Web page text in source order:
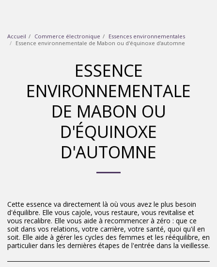
Accueil Commerce électronique
Essences environnementales
Essence environnementale de Mabon ou d'équinoxe d'automne
ESSENCE
ENVIRONNEMENTALE
DE MABON OU
D'ÉQUINOXE
D'AUTOMNE
Cette essence va directement là où vous avez le plus besoin
d'équilibre. Elle vous cajole, vous restaure, vous revitalise et
vous recalibre. Elle vous aide à recommencer à zéro : que ce
soit dans vos relations, votre carrière, votre santé, quoi qu'il en
soit. Elle aide à gérer les cycles des femmes et les rééquilibre, en
particulier dans les dernières étapes de l'entrée dans la vieillesse.